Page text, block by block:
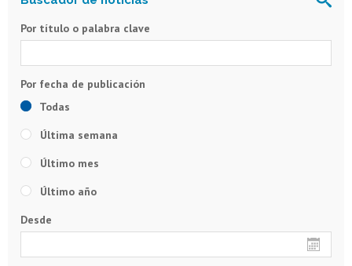
Por título o palabra clave
Todas
Última semana
Último mes
Último año
Desde